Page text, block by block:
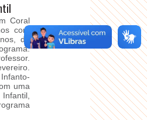
Coral
com
de
uma